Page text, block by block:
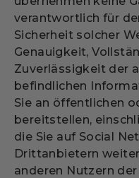
verantwortlich für
Sicherheit solcher
Genauigkeit,
Zuverlässigkeit der
befindlichen
Sie an öffentlichen
bereitstellen,
die Sie auf Social
Drittanbietern
anderen Nutzern